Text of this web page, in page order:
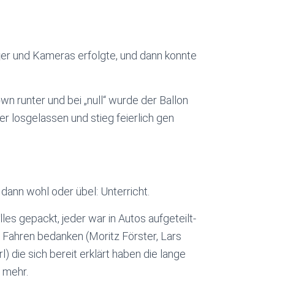
und Kameras erfolgte, und dann konnte
runter und bei „null“ wurde der Ballon
losgelassen und stieg feierlich gen
wohl oder übel: Unterricht.
gepackt, jeder war in Autos aufgeteilt-
bedanken (Moritz Förster, Lars
die sich bereit erklärt haben die lange